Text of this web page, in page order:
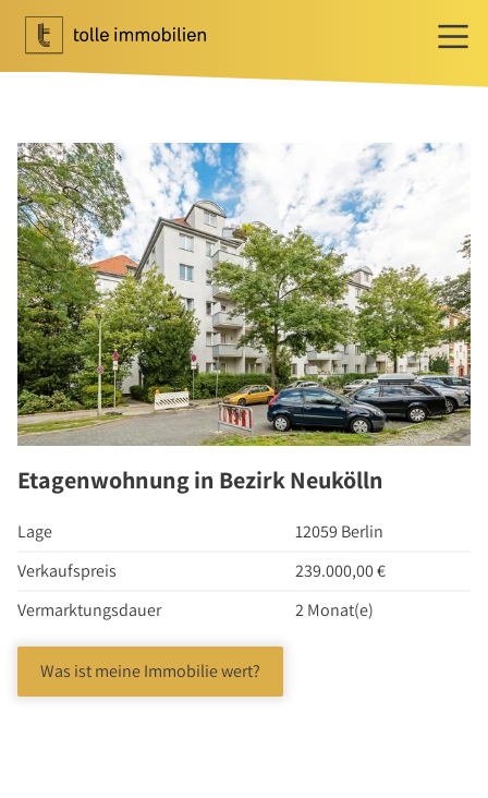
Ihr Makler für Wohnen
Immobilie bewerten
Immobilie verkaufen
Referenzen
Tippgeber
Newsletter Wohnen
Investment
Ihr Makler für Investment
Marktbericht 2025/2026
Investment Suchauftrag
Newsletter Investment
Immobilie kaufen
Immobilienangebote
Suchauftrag Wohnen
Services
Etagenwohnung in Bezirk Neukölln
Lage
12059 Berlin
Verkaufspreis
239.000,00 €
Vermarktungsdauer
2 Monat(e)
Was ist meine Immobilie wert?